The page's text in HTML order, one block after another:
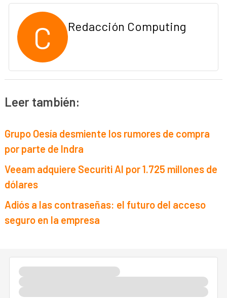
C Redacción Computing
Leer también:
Grupo Oesía desmiente los rumores de compra
por parte de Indra
Veeam adquiere Securiti AI por 1.725 millones de
dólares
Adiós a las contraseñas: el futuro del acceso
seguro en la empresa